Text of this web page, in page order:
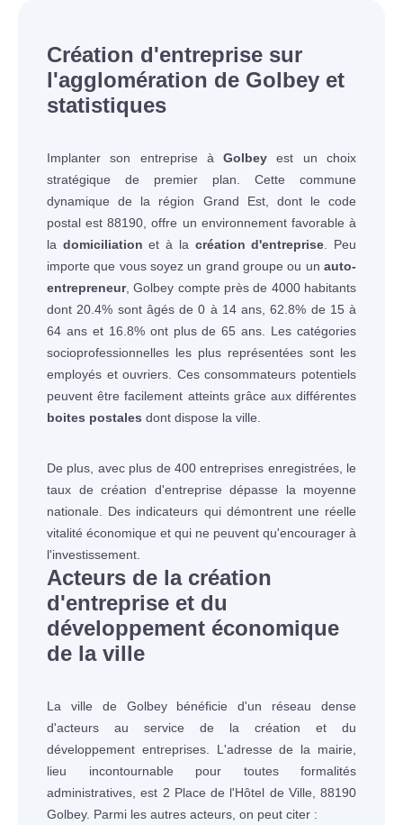
Création d'entreprise sur
l'agglomération de Golbey et
statistiques
Implanter son entreprise àGolbey est un choix
stratégique de premier plan. Cette commune
dynamique de la région Grand Est, dont le code
postal est 88190, offre un environnement favorable à
la domiciliation et à la création d'entreprise . Peu
importe que vous soyez un grand groupe ou un auto-
entrepreneur, Golbey compte près de 4000 habitants
dont 20.4% sont âgés de 0 à 14 ans, 62.8% de 15 à
64 ans et 16.8% ont plus de 65 ans. Les catégories
socioprofessionnelles les plus représentées sont les
employés et ouvriers. Ces consommateurs potentiels
peuvent être facilement atteints grâce aux différentes
boites postales dont dispose la ville.
De plus, avec plus de 400 entreprises enregistrées, le
taux de création d'entreprise dépasse la moyenne
nationale. Des indicateurs qui démontrent une réelle
vitalité économique et qui ne peuvent qu'encourager à
l'investissement.
Acteurs de la création
d'entreprise et du
développement économique
de la ville
La ville de Golbey bénéficie d'un réseau dense
d'acteurs au service de la création et du
développement entreprises. L'adresse de la mairie,
lieu incontournable pour toutes formalités
administratives, est 2 Place de l'Hôtel de Ville, 88190
Golbey. Parmi les autres acteurs, on peut citer :